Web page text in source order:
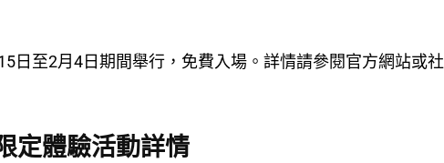
日至2月4日期間舉行，免費入場。詳情請參閱官方網站或社
定體驗活動詳情